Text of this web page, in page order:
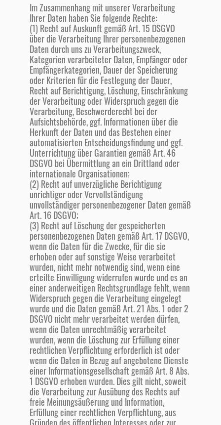
Im Zusammenhang mit unserer Verarbeitung
Ihrer Daten haben Sie folgende Rechte:
(1) Recht auf Auskunft gemäß Art. 15 DSGVO
über die Verarbeitung Ihrer personenbezogenen
Daten durch uns zu Verarbeitungszweck,
Kategorien verarbeiteter Daten, Empfänger oder
Empfängerkategorien, Dauer der Speicherung
oder Kriterien für die Festlegung der Dauer,
Recht auf Berichtigung, Löschung, Einschränkung
der Verarbeitung oder Widerspruch gegen die
Verarbeitung, Beschwerderecht bei der
Aufsichtsbehörde, ggf. Informationen über die
Herkunft der Daten und das Bestehen einer
automatisierten Entscheidungsfindung und ggf.
Unterrichtung über Garantien gemäß Art. 46
DSGVO bei Übermittlung an ein Drittland oder
internationale Organisationen;
(2) Recht auf unverzügliche Berichtigung
unrichtiger oder Vervollständigung
unvollständiger personenbezogener Daten gemäß
Art. 16 DSGVO;
(3) Recht auf Löschung der gespeicherten
personenbezogenen Daten gemäß Art. 17 DSGVO,
wenn die Daten für die Zwecke, für die sie
erhoben oder auf sonstige Weise verarbeitet
wurden, nicht mehr notwendig sind, wenn eine
erteilte Einwilligung widerrufen wurde und es an
einer anderweitigen Rechtsgrundlage fehlt, wenn
Widerspruch gegen die Verarbeitung eingelegt
wurde und die Daten gemäß Art. 21 Abs. 1 oder 2
DSGVO nicht mehr verarbeitet werden dürfen,
wenn die Daten unrechtmäßig verarbeitet
wurden, wenn die Löschung zur Erfüllung einer
rechtlichen Verpflichtung erforderlich ist oder
wenn die Daten in Bezug auf angebotene Dienste
einer Informationsgesellschaft gemäß Art. 8 Abs.
1 DSGVO erhoben wurden. Dies gilt nicht, soweit
die Verarbeitung zur Ausübung des Rechts auf
freie Meinungsäußerung und Information,
Erfüllung einer rechtlichen Verpflichtung, aus
Gründen des öffentlichen Interesses oder zur